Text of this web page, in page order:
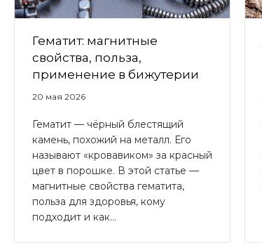
Гематит: магнитные
свойства, польза,
применение в бижутерии
20 мая 2026
Гематит — чёрный блестящий
камень, похожий на металл. Его
называют «кровавиком» за красный
цвет в порошке. В этой статье —
магнитные свойства гематита,
польза для здоровья, кому
подходит и как...